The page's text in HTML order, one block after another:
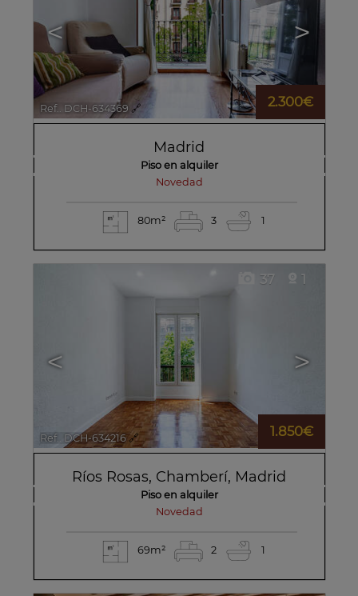
novedad
< >
Ref.. DCH-634369 🔗
Madrid
Piso en alquiler
80m² 3 1
2.300€
novedad
< >
37 1
Ref.. DCH-634216 🔗
Ríos Rosas, Chamberí, Madrid
Piso en alquiler
69m² 2 1
1.850€